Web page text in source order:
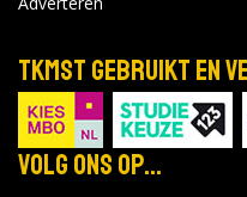
TKMST gebruikt en
Volg ons op...